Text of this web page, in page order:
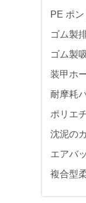
PE ポ
ゴム製
ゴム製
装甲ホ
耐摩耗
ポリエ
沈泥の
エアバ
複合型